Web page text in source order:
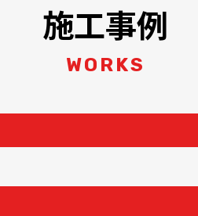
施工事例
WORKS